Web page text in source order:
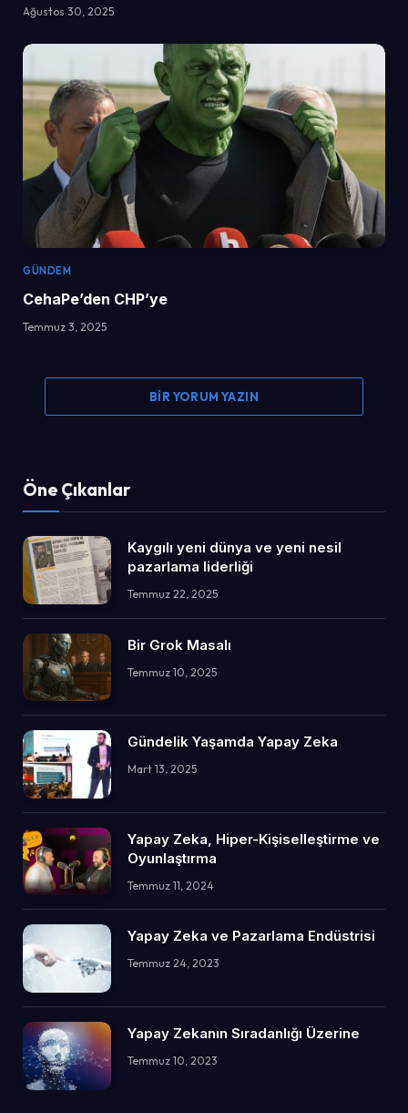
Ağustos 30, 2025
GÜNDEM
CehaPe’den CHP’ye
Temmuz 3, 2025
BIR YORUM YAZIN
Öne Çıkanlar
Kaygılı yeni dünya ve yeni nesil
pazarlama liderliği
Temmuz 22, 2025
Bir Grok Masalı
Temmuz 10, 2025
Gündelik Yaşamda Yapay Zeka
Mart 13, 2025
Yapay Zeka, Hiper-Kişiselleştirme ve
Oyunlaştırma
Temmuz 11, 2024
Yapay Zeka ve Pazarlama Endüstrisi
Temmuz 24, 2023
Yapay Zekanın Sıradanlığı Üzerine
Temmuz 10, 2023